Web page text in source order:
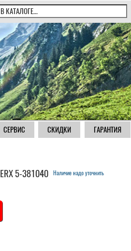
СЕРВИС СКИДКИ ГАРАНТИЯ
5-381040 Наличие надо уточнить